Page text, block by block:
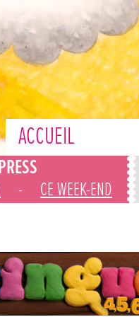
ACCUEIL
- CE WEEK-END